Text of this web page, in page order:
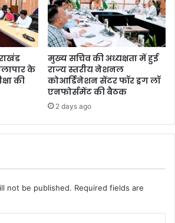
के
की
मुख्य सचिव की अध्यक्षता में हुई
राज्य स्तरीय नेशनल
कोआर्डिनेशन सेंटर फॉर ड्रग लॉ
एनफोर्समेंट की बैठक
2 days ago
not be published. Required fields are